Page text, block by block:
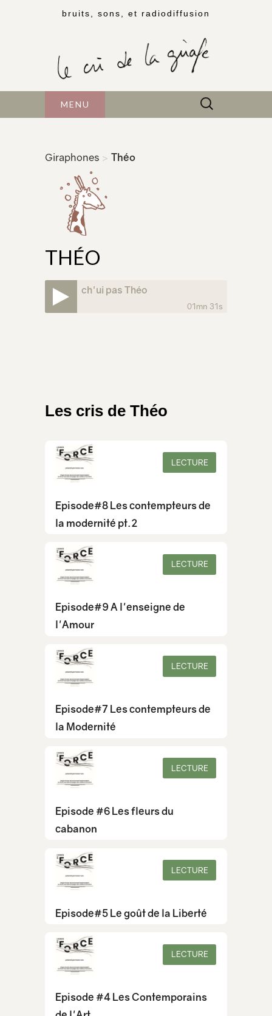
bruits, sons, et radiodiffusion
MENU Rechercher :
Giraphones > Théo
THÉO
ch'ui pas Théo
01mn 31s
Les cris de Théo
LECTURE
Episode#8 Les contempteurs de
la modernité pt.2
LECTURE
Episode#9 A l'enseigne de
l'Amour
LECTURE
Episode#7 Les contempteurs de
la Modernité
LECTURE
Episode #6 Les fleurs du
cabanon
LECTURE
Episode#5 Le goût de la Liberté
LECTURE
Episode #4 Les Contemporains